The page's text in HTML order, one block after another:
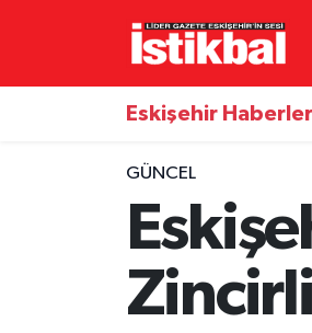
Eskişehir
GÜNCEL
Eskişehirspor
Eskişehir Nöbetçi Eczaneler
Eskişehir Trafik Yoğunluk
TFF 3.Lig 4.Grup Puan